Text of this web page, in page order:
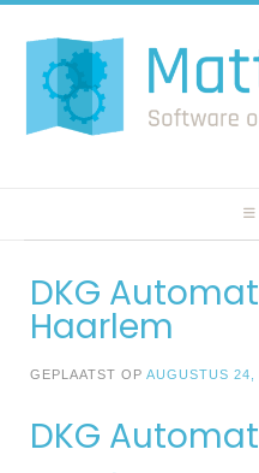
naar
inhoud
DKG
Haarlem
GEPLAATST OP AUGUSTUS 24,
DKG